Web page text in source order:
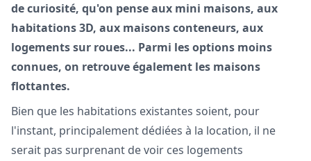
de curiosité, qu'on pense aux mini maisons, aux
habitations 3D, aux maisons conteneurs, aux
logements sur roues... Parmi les options moins
connues, on retrouve également les maisons
flottantes.
Bien que les habitations existantes soient, pour
l'instant, principalement dédiées à la location, il ne
serait pas surprenant de voir ces logements